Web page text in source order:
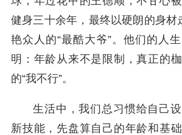
健身三十余年，最终以硬朗的身材
艳众人的“最酷大爷”。他们的人
明：年龄从来不是限制，真正的
的“我不行”。
生活中，我们总习惯给自己
新技能，先盘算自己的年龄和基